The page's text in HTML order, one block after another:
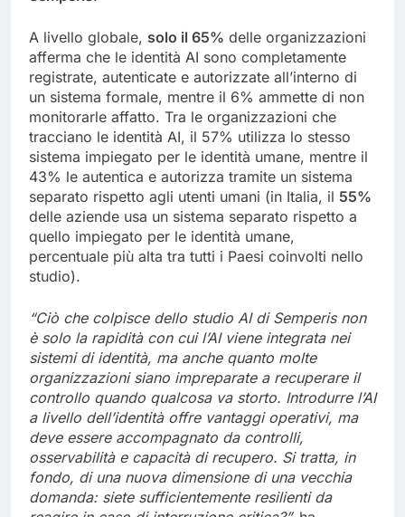
A livello globale, solo il 65% delle organizzazioni
afferma che le identità AI sono completamente
registrate, autenticate e autorizzate all’interno di
un sistema formale, mentre il 6% ammette di non
monitorarle affatto. Tra le organizzazioni che
tracciano le identità AI, il 57% utilizza lo stesso
sistema impiegato per le identità umane, mentre il
43% le autentica e autorizza tramite un sistema
separato rispetto agli utenti umani (in Italia, il 55%
delle aziende usa un sistema separato rispetto a
quello impiegato per le identità umane,
percentuale più alta tra tutti i Paesi coinvolti nello
studio).
“Ciò che colpisce dello studio AI di Semperis non
è solo la rapidità con cui l’AI viene integrata nei
sistemi di identità, ma anche quanto molte
organizzazioni siano impreparate a recuperare il
controllo quando qualcosa va storto. Introdurre l’AI
a livello dell’identità offre vantaggi operativi, ma
deve essere accompagnato da controlli,
osservabilità e capacità di recupero. Si tratta, in
fondo, di una nuova dimensione di una vecchia
domanda: siete sufficientemente resilienti da